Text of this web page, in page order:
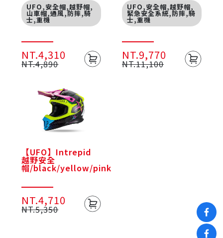
UFO,安全帽,越野帽,
山車帽,通風,防摔,騎
士,重機
NT.4,890
NT.4,310
UFO,安全帽,越野帽,
緊急安全系統,防摔,騎
士,重機
NT.11,100
NT.9,770
【UFO】Intrepid
越野安全
帽/black/yellow/pink
NT.5,350
NT.4,710